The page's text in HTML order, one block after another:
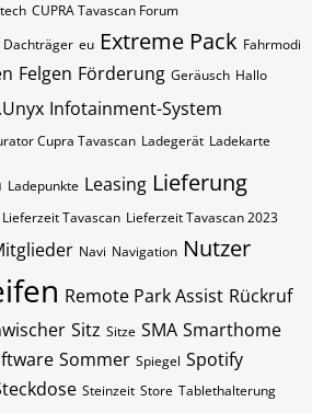
CUPRA Tavascan Forum
Dachträger eu Extreme Pack Fahrmodi
Felgen Förderung Geräusch Hallo
Infotainment-System
Cupra Tavascan Ladegerät Ladekarte
Ladepunkte Leasing Lieferung
Lieferzeit Tavascan Lieferzeit Tavascan 2023
Navi Navigation Nutzer
Remote Park Assist Rückruf
Sitz Sitze SMA Smarthome
Sommer Spiegel Spotify
Steinzeit Store Tablethalterung